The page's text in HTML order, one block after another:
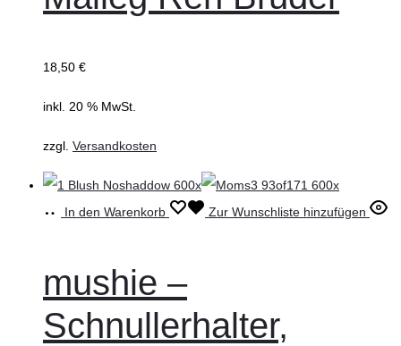
18,50 €
inkl. 20 % MwSt.
zzgl. Versandkosten
In den Warenkorb Zur Wunschliste hinzufügen
mushie –
Schnullerhalter,